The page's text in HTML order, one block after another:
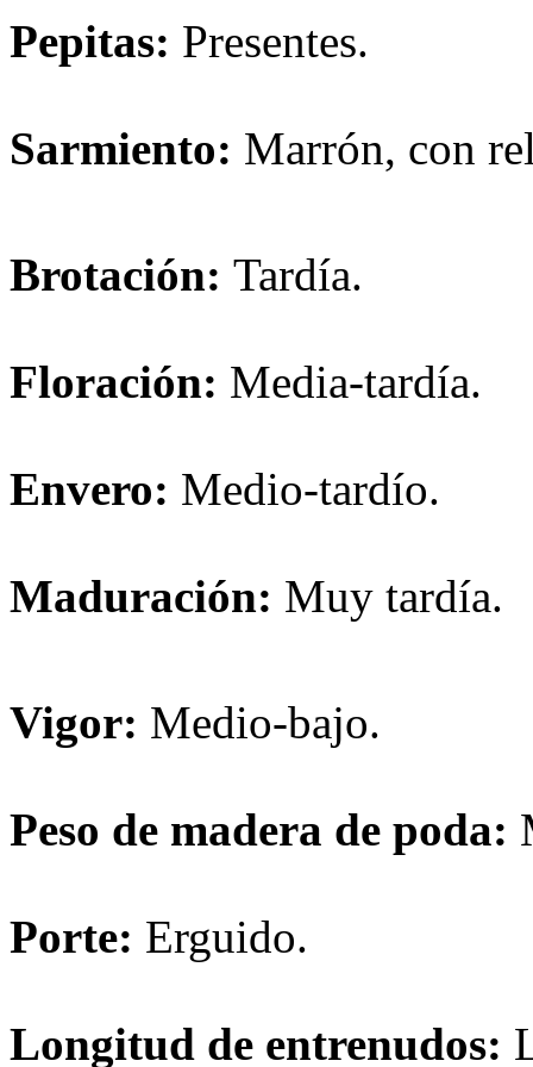
Pepitas: Presentes.
Sarmiento: Marrón, con
Brotación: Tardía.
Floración: Media-tardía.
Envero: Medio-tardío.
Maduración: Muy tardía.
Vigor: Medio-bajo.
Peso de madera de poda:
Porte: Erguido.
Longitud de entrenudos: